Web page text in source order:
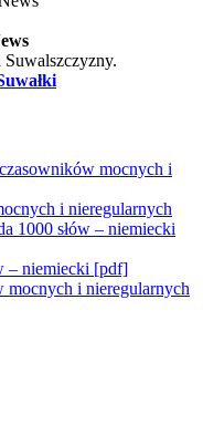
mocnych i
i nieregularnych
1000 słów – niemiecki
– niemiecki [pdf]
mocnych i nieregularnych